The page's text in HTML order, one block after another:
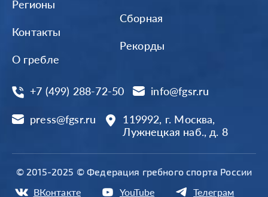
Регионы
Контакты
О гребле
Сборная
Рекорды
+7 (499) 288-72-50 info@fgsr.ru
press@fgsr.ru
119992, г. Москва,
Лужнецкая наб., д. 8
© 2015-2025 © Федерация гребного спорта России
ВКонтакте YouTube Телеграм